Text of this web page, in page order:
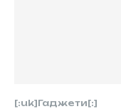
[:uk]Гаджети[:]